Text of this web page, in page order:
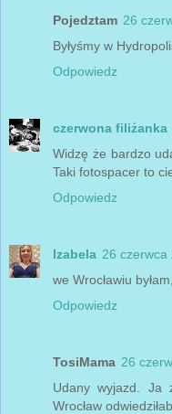
Pojedztam 26
Byłyśmy w
Odpowiedz
czerwona filiżanka
Widzę że bardzo
Taki fotospacer to
Odpowiedz
Izabela 26 czerwca
we Wrocławiu
Odpowiedz
TosiMama 26
Udany wyjazd. Ja
Wrocław